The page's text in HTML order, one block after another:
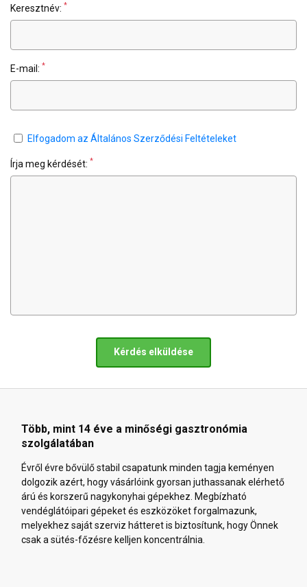
Keresztnév: *
E-mail: *
Elfogadom az Általános Szerződési Feltételeket
Írja meg kérdését: *
Kérdés elküldése
Több, mint 14 éve a minőségi gasztronómia
szolgálatában
Évről évre bővülő stabil csapatunk minden tagja keményen
dolgozik azért, hogy vásárlóink gyorsan juthassanak elérhető
árú és korszerű nagykonyhai gépekhez. Megbízható
vendéglátóipari gépeket és eszközöket forgalmazunk,
melyekhez saját szerviz hátteret is biztosítunk, hogy Önnek
csak a sütés-főzésre kelljen koncentrálnia.